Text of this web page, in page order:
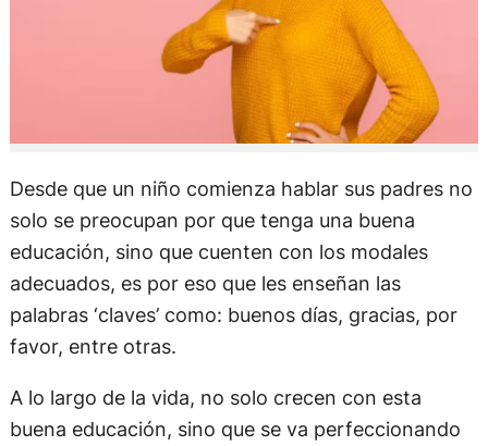
Desde que un niño comienza hablar sus padres no
solo se preocupan por que tenga una buena
educación, sino que cuenten con los modales
adecuados, es por eso que les enseñan las
palabras ‘claves’ como: buenos días, gracias, por
favor, entre otras.
A lo largo de la vida, no solo crecen con esta
buena educación, sino que se va perfeccionando